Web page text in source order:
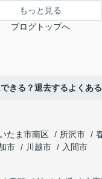
もっと見る
ブログトップへ
きる？退去するよくあ
たま市南区 所沢市
市 川越市
入間市